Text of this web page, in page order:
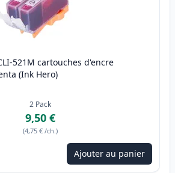
521M cartouches d'encre
(Ink Hero)
2 Pack
9,50 €
(4,75 € /ch.)
pour ajuster Ajouter au panier